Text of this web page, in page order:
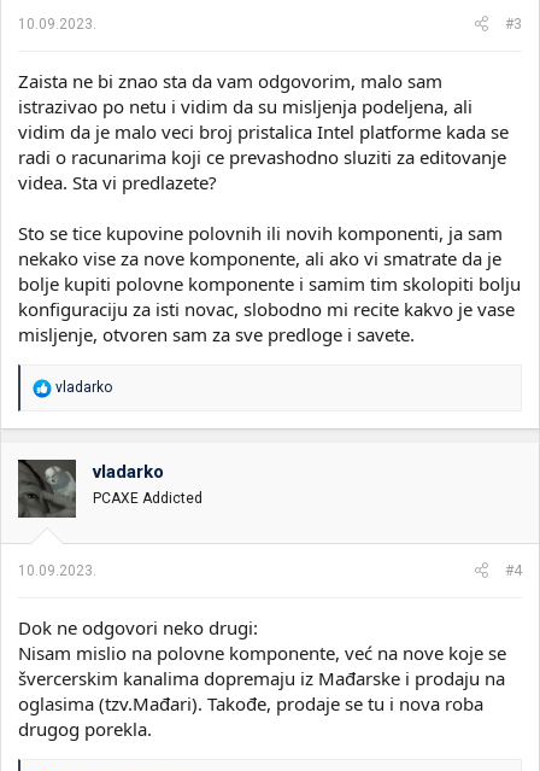
10.09.2023. #3
Zaista ne bi znao sta da vam odgovorim, malo sam
istrazivao po netu i vidim da su misljenja podeljena, ali
vidim da je malo veci broj pristalica Intel platforme kada se
radi o racunarima koji ce prevashodno sluziti za editovanje
videa. Sta vi predlazete?
Sto se tice kupovine polovnih ili novih komponenti, ja sam
nekako vise za nove komponente, ali ako vi smatrate da je
bolje kupiti polovne komponente i samim tim skolopiti bolju
konfiguraciju za isti novac, slobodno mi recite kakvo je vase
misljenje, otvoren sam za sve predloge i savete.
R
o
v
a
n
:
vladarko
vladarko
PCAXE Addicted
10.09.2023. #4
Dok ne odgovori neko drugi:
Nisam mislio na polovne komponente, već na nove koje se
švercerskim kanalima dopremaju iz Mađarske i prodaju na
oglasima (tzv.Mađari). Takođe, prodaje se tu i nova roba
drugog porekla.